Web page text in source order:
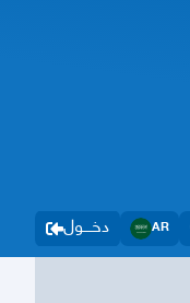
دخــــول AR